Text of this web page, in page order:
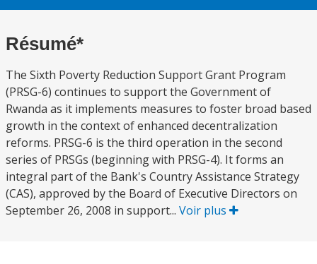
Résumé*
The Sixth Poverty Reduction Support Grant Program
(PRSG-6) continues to support the Government of
Rwanda as it implements measures to foster broad based
growth in the context of enhanced decentralization
reforms. PRSG-6 is the third operation in the second
series of PRSGs (beginning with PRSG-4). It forms an
integral part of the Bank's Country Assistance Strategy
(CAS), approved by the Board of Executive Directors on
September 26, 2008 in support... Voir plus